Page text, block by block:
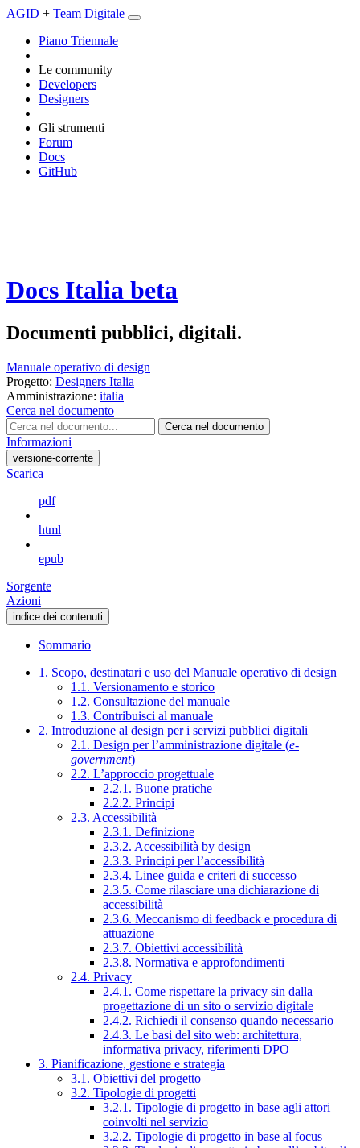
AGID + Team Digitale
Piano Triennale
Le community
Developers
Designers
Gli strumenti
Forum
Docs
GitHub
Docs Italia beta
Documenti pubblici, digitali.
Manuale operativo di design
Progetto: Designers Italia
Amministrazione: italia
Cerca nel documento
Cerca nel documento
Informazioni
versione-corrente
Scarica
pdf
html
epub
Sorgente
Azioni
indice dei contenuti
Sommario
1. Scopo, destinatari e uso del Manuale operativo di design
1.1. Versionamento e storico
1.2. Consultazione del manuale
1.3. Contribuisci al manuale
2. Introduzione al design per i servizi pubblici digitali
2.1. Design per l’amministrazione digitale (e-
government)
2.2. L’approccio progettuale
2.2.1. Buone pratiche
2.2.2. Principi
2.3. Accessibilità
2.3.1. Definizione
2.3.2. Accessibilità by design
2.3.3. Principi per l’accessibilità
2.3.4. Linee guida e criteri di successo
2.3.5. Come rilasciare una dichiarazione di
accessibilità
2.3.6. Meccanismo di feedback e procedura di
attuazione
2.3.7. Obiettivi accessibilità
2.3.8. Normativa e approfondimenti
2.4. Privacy
2.4.1. Come rispettare la privacy sin dalla
progettazione di un sito o servizio digitale
2.4.2. Richiedi il consenso quando necessario
2.4.3. Le basi del sito web: architettura,
informativa privacy, riferimenti DPO
3. Pianificazione, gestione e strategia
3.1. Obiettivi del progetto
3.2. Tipologie di progetti
3.2.1. Tipologie di progetto in base agli attori
coinvolti nel servizio
3.2.2. Tipologie di progetto in base al focus